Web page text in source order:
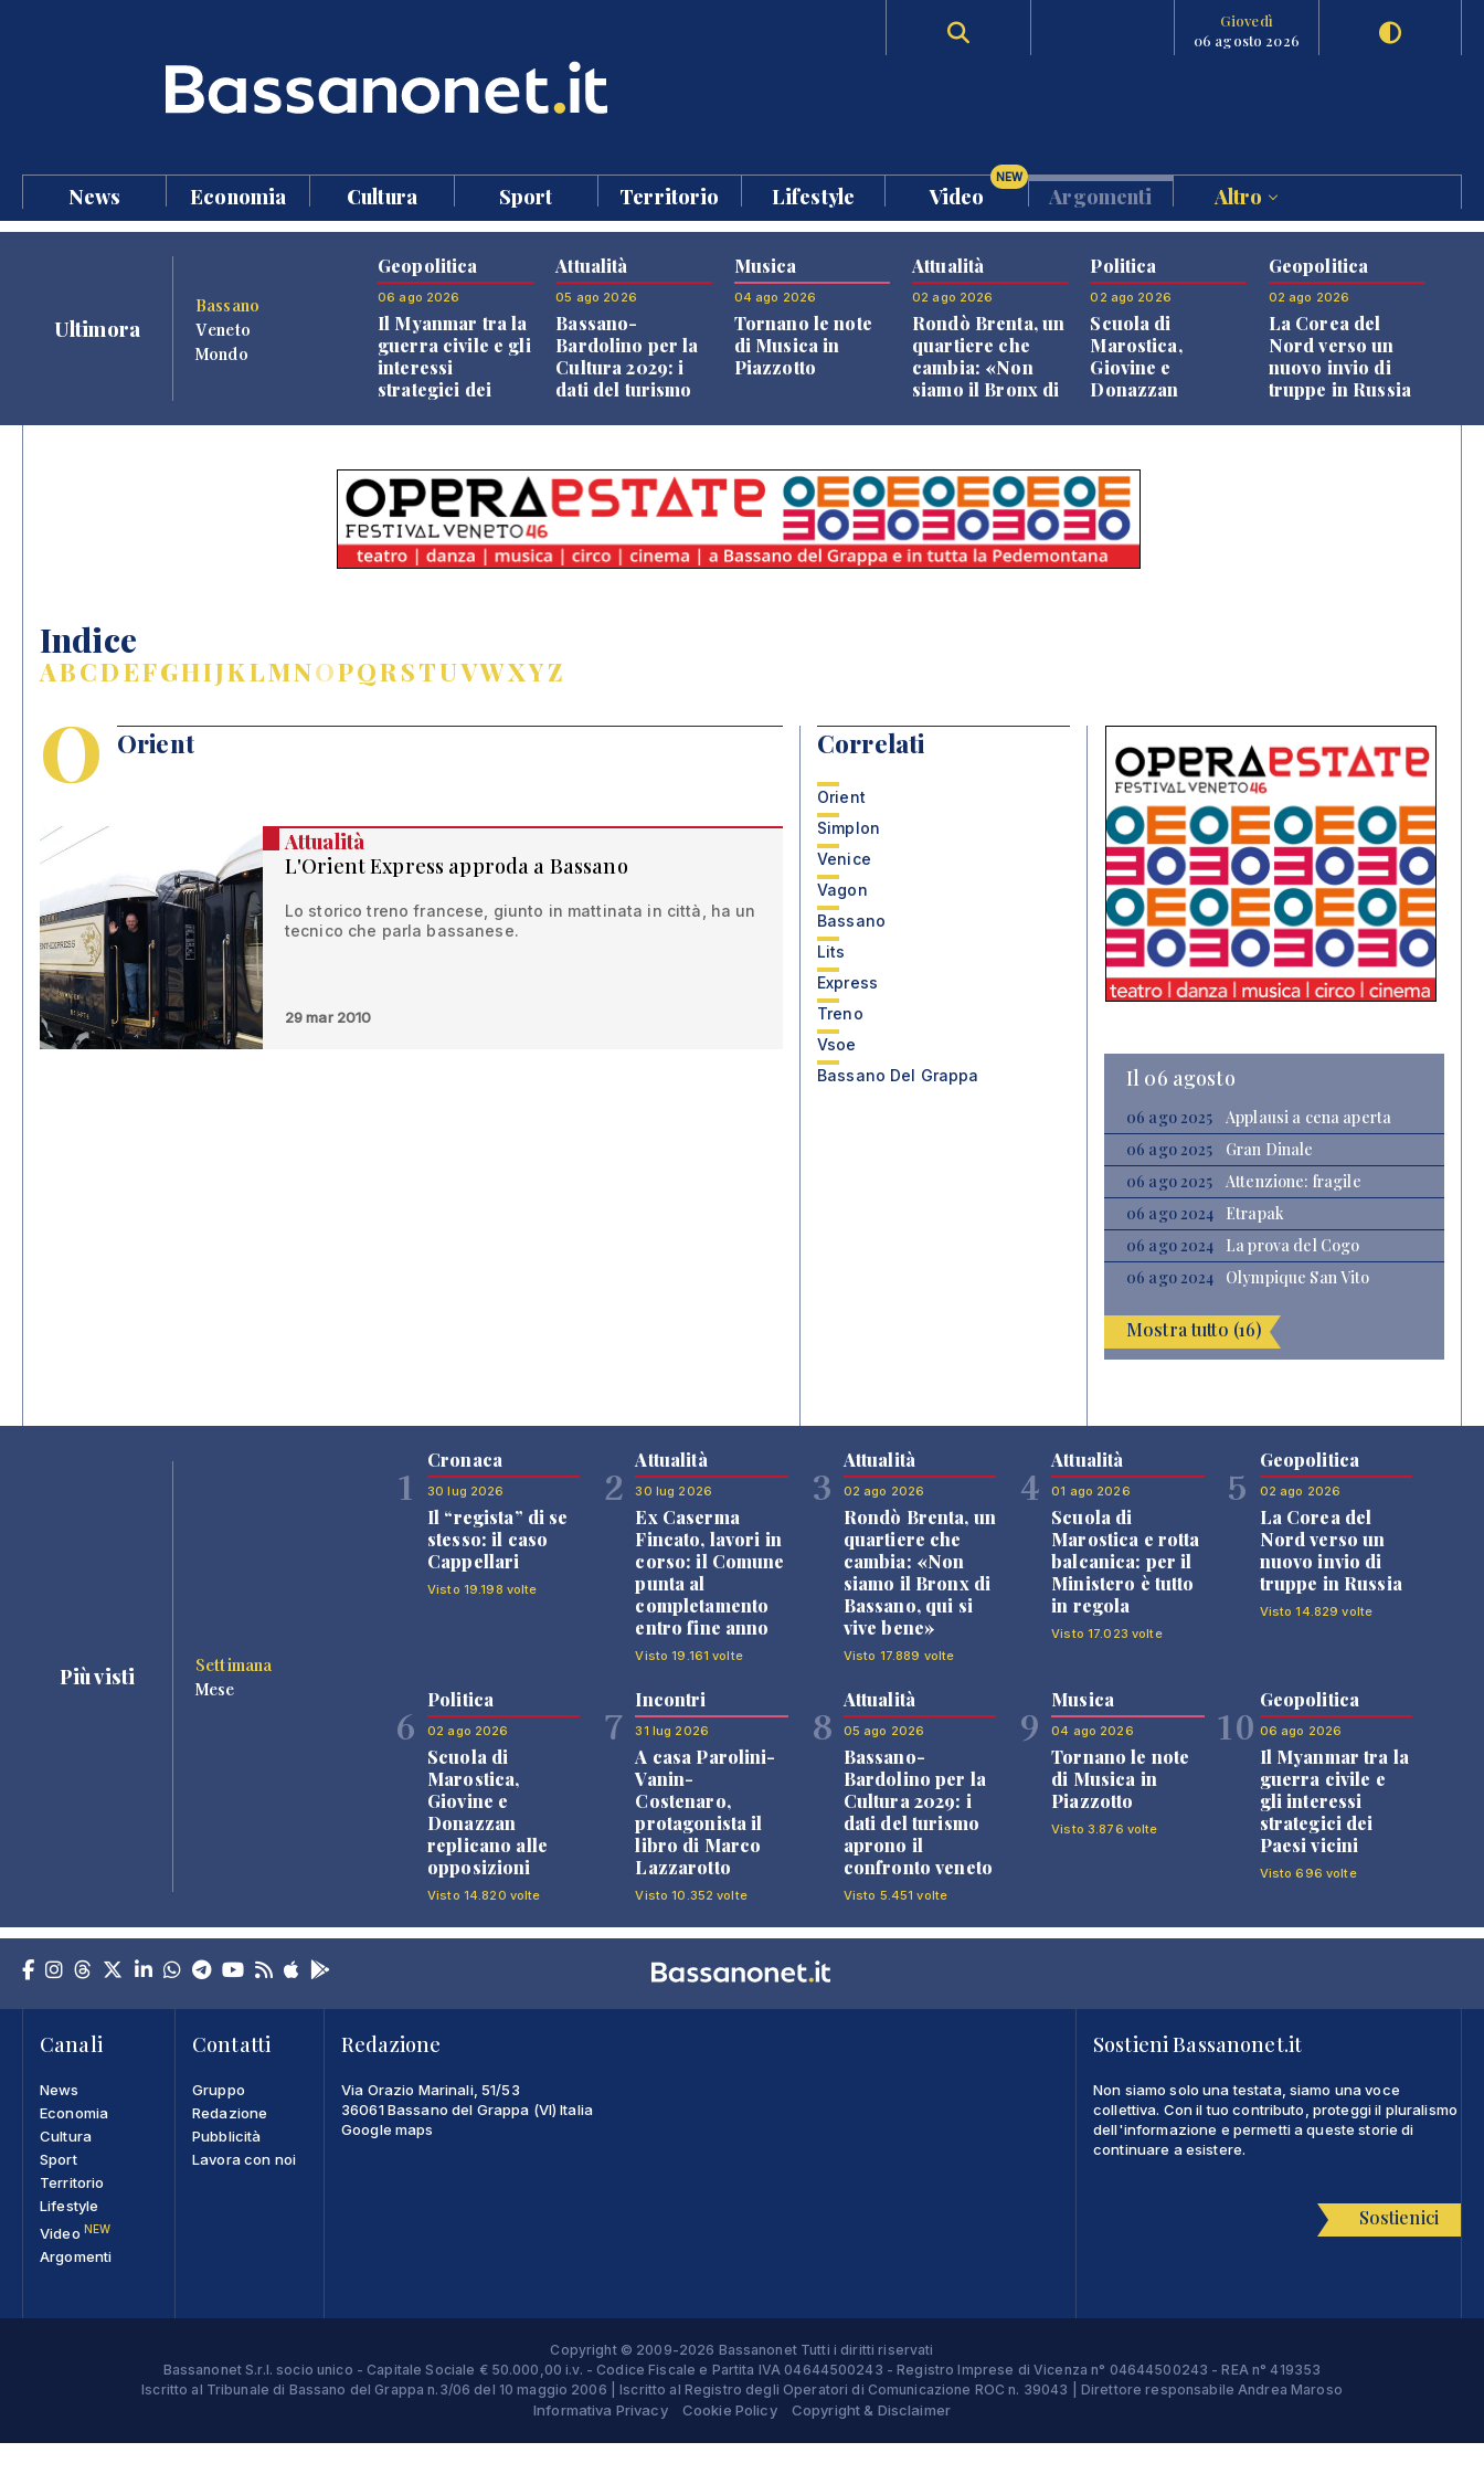
Giovedì
06 agosto 2026
News Economia Cultura Sport Territorio Lifestyle Video
NEW
Argomenti Altro
Ultimora
Bassano
Veneto
Mondo
Geopolitica
06 ago 2026
Il Myanmar tra la
guerra civile e gli
interessi
strategici dei
Attualità
05 ago 2026
Bassano-
Bardolino per la
Cultura 2029: i
dati del turismo
Musica
04 ago 2026
Tornano le note
di Musica in
Piazzotto
Attualità
02 ago 2026
Rondò Brenta, un
quartiere che
cambia: «Non
siamo il Bronx di
Politica
02 ago 2026
Scuola di
Marostica,
Giovine e
Donazzan
Geopolitica
02 ago 2026
La Corea del
Nord verso un
nuovo invio di
truppe in Russia
Indice
ABCDEFGHIJKLMNOPQRSTUVWXYZ
O Orient
Attualità
L'Orient Express approda a Bassano
Lo storico treno francese, giunto in mattinata in città, ha un
tecnico che parla bassanese.
29 mar 2010
Correlati
Orient
Simplon
Venice
Vagon
Bassano
Lits
Express
Treno
Vsoe
Bassano Del Grappa
Il 06 agosto
06 ago 2025
Applausi a cena aperta
06 ago 2025
Gran Dinale
06 ago 2025
Attenzione: fragile
06 ago 2024
Etrapak
06 ago 2024
La prova del Cogo
06 ago 2024
Olympique San Vito
Mostra tutto (16)
Più visti
Settimana
Mese
1
Cronaca
30 lug 2026
Il “regista” di se
stesso: il caso
Cappellari
Visto 19.198 volte
2
Attualità
30 lug 2026
Ex Caserma
Fincato, lavori in
corso: il Comune
punta al
completamento
entro fine anno
Visto 19.161 volte
3
Attualità
02 ago 2026
Rondò Brenta, un
quartiere che
cambia: «Non
siamo il Bronx di
Bassano, qui si
vive bene»
Visto 17.889 volte
4
Attualità
01 ago 2026
Scuola di
Marostica e rotta
balcanica: per il
Ministero è tutto
in regola
Visto 17.023 volte
5
Geopolitica
02 ago 2026
La Corea del
Nord verso un
nuovo invio di
truppe in Russia
Visto 14.829 volte
6
Politica
02 ago 2026
Scuola di
Marostica,
Giovine e
Donazzan
replicano alle
opposizioni
Visto 14.820 volte
7
Incontri
31 lug 2026
A casa Parolini-
Vanin-
Costenaro,
protagonista il
libro di Marco
Lazzarotto
Visto 10.352 volte
8
Attualità
05 ago 2026
Bassano-
Bardolino per la
Cultura 2029: i
dati del turismo
aprono il
confronto veneto
Visto 5.451 volte
9
Musica
04 ago 2026
Tornano le note
di Musica in
Piazzotto
Visto 3.876 volte
10
Geopolitica
06 ago 2026
Il Myanmar tra la
guerra civile e
gli interessi
strategici dei
Paesi vicini
Visto 696 volte
Canali
News
Economia
Cultura
Sport
Territorio
Lifestyle
Video NEW
Argomenti
Contatti
Gruppo
Redazione
Pubblicità
Lavora con noi
Redazione
Via Orazio Marinali, 51/53
36061 Bassano del Grappa (VI) Italia
Google maps
Sostieni Bassanonet.it
Non siamo solo una testata, siamo una voce
collettiva. Con il tuo contributo, proteggi il pluralismo
dell'informazione e permetti a queste storie di
continuare a esistere.
Sostienici
Copyright © 2009-2026 Bassanonet Tutti i diritti riservati
Bassanonet S.r.l. socio unico - Capitale Sociale € 50.000,00 i.v. - Codice Fiscale e Partita IVA 04644500243 - Registro Imprese di Vicenza n° 04644500243 - REA n° 419353
Iscritto al Tribunale di Bassano del Grappa n.3/06 del 10 maggio 2006 | Iscritto al Registro degli Operatori di Comunicazione ROC n. 39043 | Direttore responsabile Andrea Maroso
Informativa Privacy Cookie Policy Copyright & Disclaimer